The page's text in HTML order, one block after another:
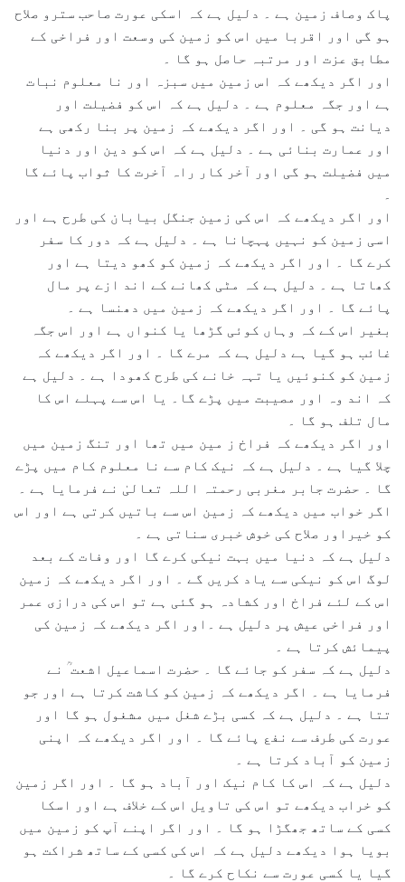
پاک وصاف زمین ہے ۔ دلیل ہے کہ اسکی عورت صاحب سترو صلاح
ہو گی اور اقربا میں اس کو زمین کی وسعت اور فراخی کے
مطابق عزت اور مرتبہ حاصل ہو گا ۔
اور اگر دیکھے کہ اس زمین میں سبزہ اور نا معلوم نبات
ہے اور جگہ معلوم ہے ۔ دلیل ہے کہ اس کو فضیلت اور
دیانت ہو گی ۔ اور اگر دیکھے کہ زمین پر بنا رکھی ہے
اور عمارت بنائی ہے ۔ دلیل ہے کہ اس کو دین اور دنیا
میں فضیلت ہو گی اور آخر کار راہ آخرت کا ثواب پائے گا
۔
اور اگر دیکھے کہ اس کی زمین جنگل بیابان کی طرح ہے اور
اسی زمین کو نہیں پہچانا ہے ۔ دلیل ہے کہ دور کا سفر
کرے گا ۔ اور اگر دیکھے کہ زمین کو کھو دیتا ہے اور
کھاتا ہے ۔ دلیل ہے کہ مٹی کھانے کے اند ازے پر مال
پائے گا ۔ اور اگر دیکھے کہ زمین میں دھنسا ہے ۔
بغیر اس کے کہ وہاں کوئی گڑھا یا کنواں ہے اور اس جگہ
غائب ہو گیا ہے دلیل ہے کہ مرے گا ۔ اور اگر دیکھے کہ
زمین کو کنوئیں یا تہہ خانے کی طرح کھودا ہے ۔ دلیل ہے
کہ اند وہ اور مصیبت میں پڑے گا۔ یا اس سے پہلے اس کا
مال تلف ہو گا ۔
اور اگر دیکھے کہ فراخ ز مین میں تھا اور تنگ زمین میں
چلا گیا ہے ۔ دلیل ہے کہ نیک کام سے نا معلوم کام میں پڑے
گا ۔ حضرت جابر مغربی رحمتہ اللہ تعالیٰ نے فرمایا ہے ۔
اگر خواب میں دیکھے کہ زمین اس سے باتیں کرتی ہے اور اس
کو خیراور صلاح کی خوش خبری سناتی ہے ۔
دلیل ہے کہ دنیا میں بہت نیکی کرے گا اور وفات کے بعد
لوگ اس کو نیکی سے یاد کریں گے ۔ اور اگر دیکھے کہ زمین
اس کے لئے فراخ اور کشادہ ہو گئی ہے تو اس کی درازی عمر
اور فراخی عیش پر دلیل ہے ۔اور اگر دیکھے کہ زمین کی
پیمائش کرتا ہے ۔
دلیل ہے کہ سفر کو جائے گا ۔ حضرت اسماعیل اشعت ؒ نے
فرمایا ہے ۔ اگر دیکھے کہ زمین کو کاشت کرتا ہے اور جو
تتا ہے ۔ دلیل ہے کہ کسی بڑے شغل میں مشغول ہو گا اور
عورت کی طرف سے نفع پائے گا ۔ اور اگر دیکھے کہ اپنی
زمین کو آباد کرتا ہے ۔
دلیل ہے کہ اس کا کام نیک اور آباد ہو گا ۔ اور اگر زمین
کو خراب دیکھے تو اس کی تاویل اس کے خلاف ہے اور اسکا
کسی کے ساتھ جھگڑا ہو گا ۔ اور اگر اپنے آپ کو زمین میں
بویا ہوا دیکھے دلیل ہے کہ اس کی کسی کے ساتھ شراکت ہو
گیا یا کسی عورت سے نکاح کرے گا ۔